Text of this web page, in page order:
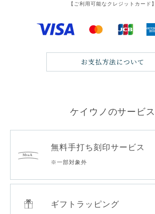
【ご利用可能なクレジットカード】
お支払方法について
ケイウノのサービス
無料手打ち刻印サービス
※一部対象外
ギフトラッピング